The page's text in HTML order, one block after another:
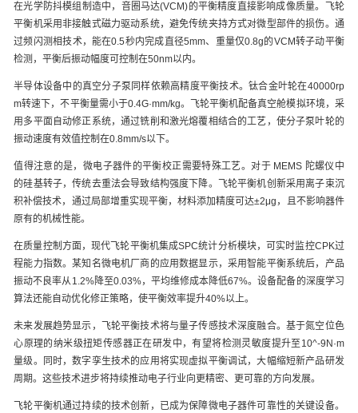
在光学防抖模组制造中，音圈马达(VCM)的平衡精度直接影响成像质量。飞轮
平衡机采用非接触式磁力驱动系统，避免传统夹持方式对微型部件的损伤。通
过频闪测相技术，能在0.5秒内完成直径5mm、重量仅0.8g的VCM转子动平衡
检测，平衡后振动幅度可控制在50nm以内。
半导体设备中的真空分子泵同样依赖高精度平衡技术。钛合金叶轮在40000rp
m转速下，不平衡量需小于0.4G·mm/kg。飞轮平衡机配备真空舱模拟环境，采
用多平面自动修正系统，通过铣削和激光熔覆相结合的工艺，使分子泵叶轮的
振动速度有效值控制在0.8mm/s以下。
值得注意的是，微电子器件的平衡校正需要特殊工艺。对于 MEMS 陀螺仪中
的硅基转子，传统去重法会导致结构强度下降。飞轮平衡机创新采用离子束沉
积补偿技术，通过局部增重实现平衡，材料添加精度可达±2μg，且不影响器件
原有的机械性能。
在质量控制方面，现代飞轮平衡机集成SPC统计分析模块，可实时监控CPK过
程能力指数。某知名微电机厂商的应用数据显示，采用智能平衡系统后，产品
振动不良率从1.2%降至0.03%，平均维修成本降低67%。设备配备的深度学习
算法还能自动优化修正策略，使平衡效率提升40%以上。
未来发展趋势显示，飞轮平衡技术将与量子传感技术深度融合。基于氮空位色
心原理的纳米级扭矩传感器正在研发中，有望将检测灵敏度提升至10^-9N·m
量级。同时，数字孪生技术的应用将实现虚拟平衡调试，大幅缩短新产品研发
周期。这些技术进步将持续推动电子行业向更精密、更可靠的方向发展。
飞轮平衡机通过持续的技术创新，已成为保障微电子器件可靠性的关键设备。